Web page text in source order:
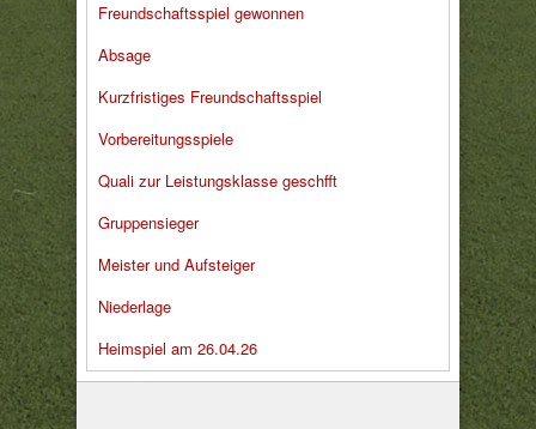
Freundschaftsspiel gewonnen
Absage
Kurzfristiges Freundschaftsspiel
Vorbereitungsspiele
Quali zur Leistungsklasse geschfft
Gruppensieger
Meister und Aufsteiger
Niederlage
Heimspiel am 26.04.26